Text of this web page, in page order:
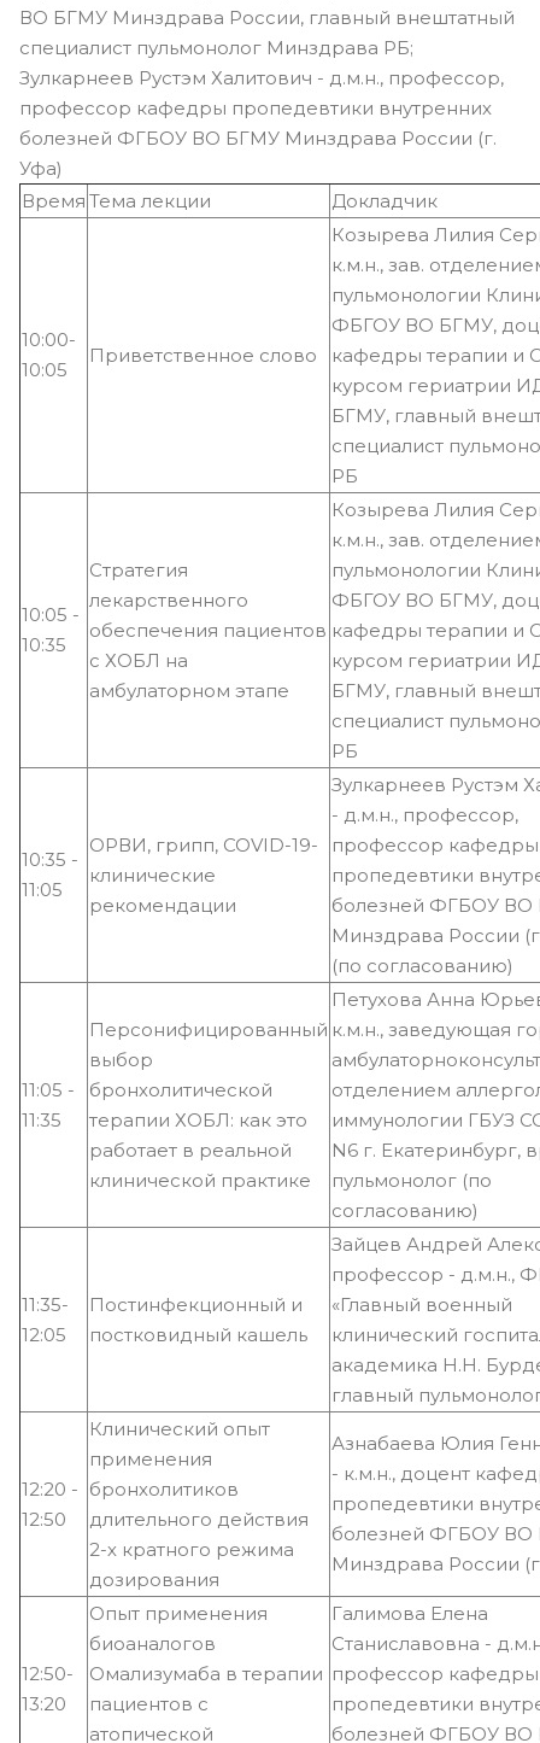
ВО БГМУ Минздрава России, главный внештатный
специалист пульмонолог Минздрава РБ;
Зулкарнеев Рустэм Халитович - д.м.н., профессор,
профессор кафедры пропедевтики внутренних
болезней ФГБОУ ВО БГМУ Минздрава России (г.
Уфа)
Время Тема лекции Докладчик
10:00-
10:05
Приветственное слово
Козырева Лилия
к.м.н., зав.
пульмонологии
ФБГОУ ВО БГМУ,
кафедры терапии и
курсом гериатрии
БГМУ, главный
специалист
РБ
10:05 -
10:35
Стратегия
лекарственного
обеспечения пациентов
с ХОБЛ на
амбулаторном этапе
Козырева Лилия
к.м.н., зав.
пульмонологии
ФБГОУ ВО БГМУ,
кафедры терапии и
курсом гериатрии
БГМУ, главный
специалист
РБ
10:35 -
11:05
ОРВИ, грипп, COVID-19-
клинические
рекомендации
Зулкарнеев Рустэм
- д.м.н., профессор,
профессор кафедры
пропедевтики
болезней ФГБОУ ВО
Минздрава России
(по согласованию)
11:05 -
11:35
Персонифицированный
выбор
бронхолитической
терапии ХОБЛ: как это
работает в реальной
клинической практике
Петухова Анна
к.м.н., заведующая
отделением
иммунологии ГБУЗ
N6 г. Екатеринбург,
пульмонолог (по
согласованию)
11:35-
12:05
Постинфекционный и
постковидный кашель
Зайцев Андрей
профессор - д.м.н.,
«Главный военный
клинический
академика Н.Н.
главный
12:20 -
12:50
Клинический опыт
применения
бронхолитиков
длительного действия
2-х кратного режима
дозирования
Азнабаева Юлия
- к.м.н., доцент
пропедевтики
болезней ФГБОУ ВО
Минздрава России
12:50-
13:20
Опыт применения
биоаналогов
Омализумаба в терапии
пациентов с
атопической
Галимова Елена
Станиславовна -
профессор кафедры
пропедевтики
болезней ФГБОУ ВО